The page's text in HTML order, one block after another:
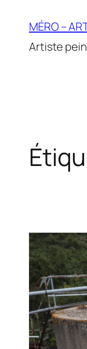
contenu
MÉRO –
Artiste